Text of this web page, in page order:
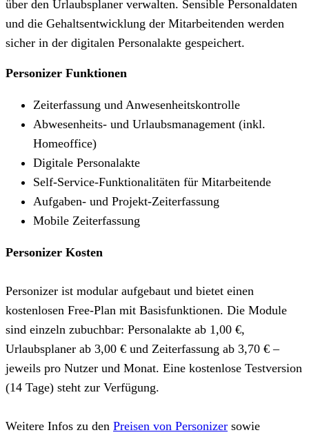
über den Urlaubsplaner verwalten. Sensible Personaldaten
und die Gehaltsentwicklung der Mitarbeitenden werden
sicher in der digitalen Personalakte gespeichert.
Personizer Funktionen
Zeiterfassung und Anwesenheitskontrolle
Abwesenheits- und Urlaubsmanagement (inkl.
Homeoffice)
Digitale Personalakte
Self-Service-Funktionalitäten für Mitarbeitende
Aufgaben- und Projekt-Zeiterfassung
Mobile Zeiterfassung
Personizer Kosten
Personizer ist modular aufgebaut und bietet einen
kostenlosen Free-Plan mit Basisfunktionen. Die Module
sind einzeln zubuchbar: Personalakte ab 1,00 €,
Urlaubsplaner ab 3,00 € und Zeiterfassung ab 3,70 € –
jeweils pro Nutzer und Monat. Eine kostenlose Testversion
(14 Tage) steht zur Verfügung.
Weitere Infos zu den Preisen von Personizer sowie